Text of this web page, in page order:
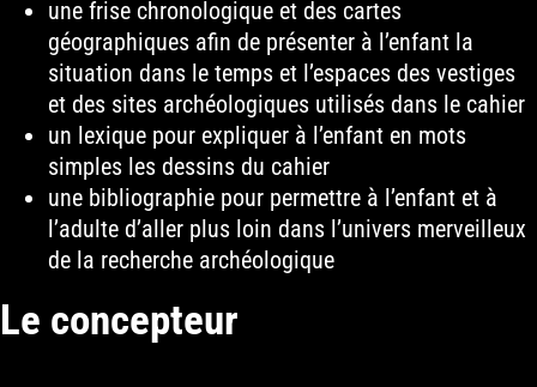
une frise chronologique et des cartes
géographiques afin de présenter à l’enfant la
situation dans le temps et l’espaces des vestiges
et des sites archéologiques utilisés dans le cahier
un lexique pour expliquer à l’enfant en mots
simples les dessins du cahier
une bibliographie pour permettre à l’enfant et à
l’adulte d’aller plus loin dans l’univers merveilleux
de la recherche archéologique
Le concepteur